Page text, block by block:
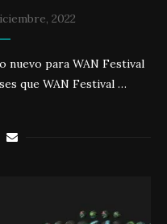
2022
nuevo para WAN Festival
que WAN Festival …